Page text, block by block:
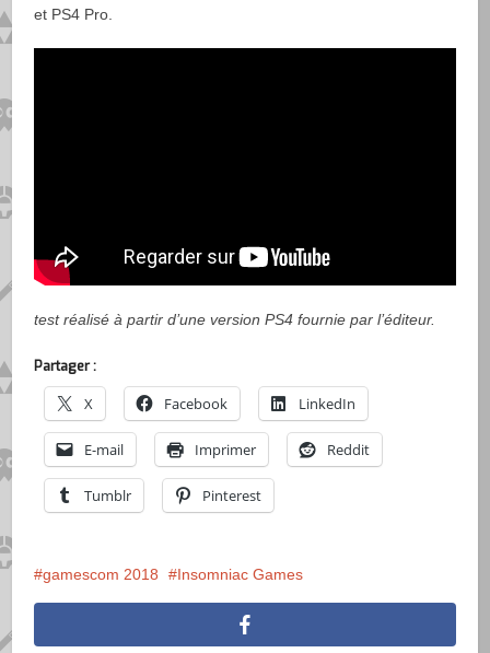
et PS4 Pro.
test réalisé à partir d’une version PS4 fournie par l’éditeur.
Partager :
X Facebook LinkedIn
E-mail Imprimer Reddit
Tumblr Pinterest
gamescom 2018 Insomniac Games